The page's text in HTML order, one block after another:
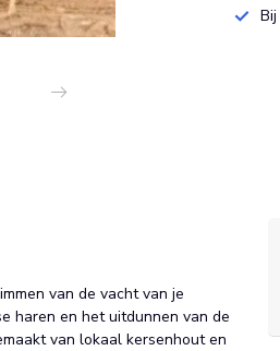
van de vacht van je
haren en het uitdunnen van de
van lokaal kersenhout en